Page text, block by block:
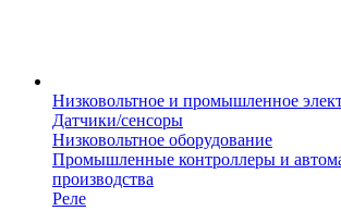
Низковольтное и промышленное
Датчики/сенсоры
Низковольтное оборудование
Промышленные контроллеры и
производства
Реле